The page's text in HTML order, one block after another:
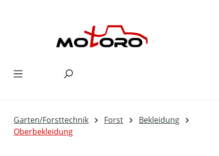
Garten/Forsttechnik Forst
Bekleidung
Oberbekleidung